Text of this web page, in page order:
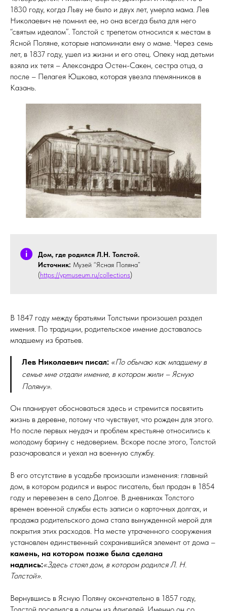
1830 году, когда Льву не было и двух лет, умерла мама. Лев
Николаевич не помнил ее, но она всегда была для него
“святым идеалом”. Толстой с трепетом относился к местам в
Ясной Поляне, которые напоминали ему о маме. Через семь
лет, в 1837 году, ушел из жизни и его отец. Опеку над детьми
взяла их тетя – Александра Остен-Сакен, сестра отца, а
после – Пелагея Юшкова, которая увезла племянников в
Казань.
Дом, где родился Л.Н. Толстой.
Источник: Музей “Ясная Поляна”
(https://ypmuseum.ru/collections)
В 1847 году между братьями Толстыми произошел раздел
имения. По традиции, родительское имение доставалось
младшему из братьев.
Лев Николаевич писал: «По обычаю как младшему в
семье мне отдали имение, в котором жили – Ясную
Поляну».
Он планирует обосноваться здесь и стремится посвятить
жизнь в деревне, потому что чувствует, что рожден для этого.
Но после первых неудач и проблем крестьяне относились к
молодому барину с недоверием. Вскоре после этого, Толстой
разочаровался и уехал на военную службу.
В его отсутствие в усадьбе произошли изменения: главный
дом, в котором родился и вырос писатель, был продан в 1854
году и перевезен в село Долгое. В дневниках Толстого
времен военной службы есть записи о карточных долгах, и
продажа родительского дома стала вынужденной мерой для
покрытия этих расходов. На месте утраченного сооружения
установлен единственный сохранившийся элемент от дома –
камень, на котором позже была сделана
надпись:«Здесь стоял дом, в котором родился Л. Н.
Толстой».
Вернувшись в Ясную Поляну окончательно в 1857 году,